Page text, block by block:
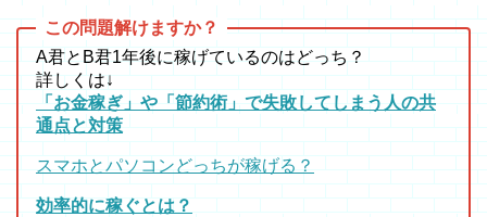
A君とB君1年後に稼げているのはどっち？
詳しくは↓
「お金稼ぎ」や「節約術」で失敗してしまう人の共
通点と対策
スマホとパソコンどっちが稼げる？
効率的に稼ぐとは？